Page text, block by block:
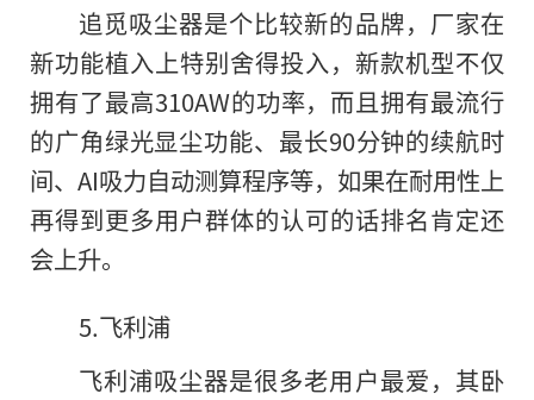
追觅吸尘器是个比较新的品牌，厂家在
新功能植入上特别舍得投入，新款机型不仅
拥有了最高310AW的功率，而且拥有最流行
的广角绿光显尘功能、最长90分钟的续航时
间、AI吸力自动测算程序等，如果在耐用性上
再得到更多用户群体的认可的话排名肯定还
会上升。
5.飞利浦
飞利浦吸尘器是很多老用户最爱，其卧